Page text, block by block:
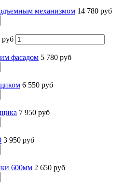
механизмом 14 780 руб
руб
фасадом 5 780 руб
6 550 руб
7 950 руб
3 950 руб
600мм 2 650 руб